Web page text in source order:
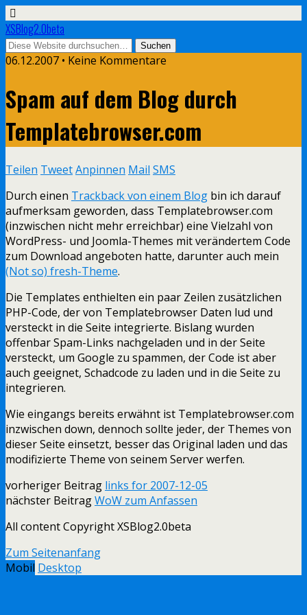
XSBlog2.0beta
06.12.2007 • Keine Kommentare
Spam auf dem Blog durch
Templatebrowser.com
Teilen TweetAnpinnen Mail SMS
Durch einen Trackback von einem Blog bin ich darauf
aufmerksam geworden, dass Templatebrowser.com
(inzwischen nicht mehr erreichbar) eine Vielzahl von
WordPress- und Joomla-Themes mit verändertem Code
zum Download angeboten hatte, darunter auch mein
(Not so) fresh-Theme.
Die Templates enthielten ein paar Zeilen zusätzlichen
PHP-Code, der von Templatebrowser Daten lud und
versteckt in die Seite integrierte. Bislang wurden
offenbar Spam-Links nachgeladen und in der Seite
versteckt, um Google zu spammen, der Code ist aber
auch geeignet, Schadcode zu laden und in die Seite zu
integrieren.
Wie eingangs bereits erwähnt ist Templatebrowser.com
inzwischen down, dennoch sollte jeder, der Themes von
dieser Seite einsetzt, besser das Original laden und das
modifizierte Theme von seinem Server werfen.
vorheriger Beitrag links for 2007-12-05
nächster BeitragWoW zum Anfassen
All content Copyright XSBlog2.0beta
Zum Seitenanfang
Mobil Desktop